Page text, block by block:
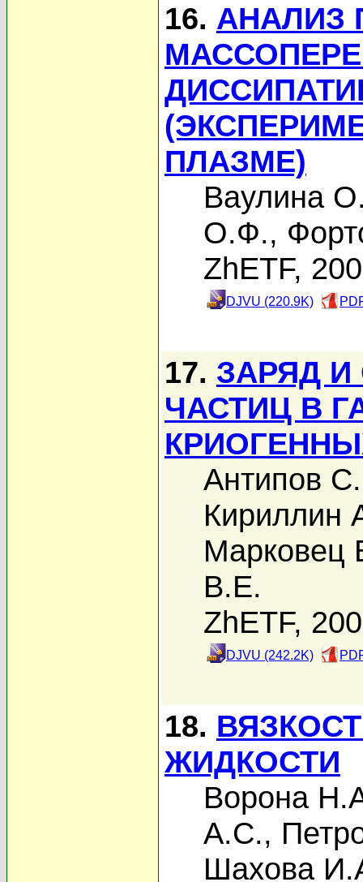
16. АНАЛИЗ
ПЛАЗМЕ)
Ваулина
О.Ф.,
ZhETF,
DJVU (220.9K)
17. ЗАРЯД
ЧАСТИЦ В
Антипов
Кириллин
Марковец
В.Е.
ZhETF,
DJVU (242.2K)
18.
ЖИДКОСТИ
Ворона
А.С.,
Шахова